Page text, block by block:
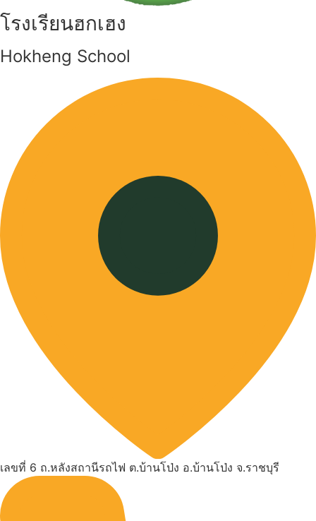
โรงเรียนฮกเฮง
Hokheng School
เลขที่ 6 ถ.หลังสถานีรถไฟ ต.บ้านโป่ง อ.บ้านโป่ง จ.ราชบุรี